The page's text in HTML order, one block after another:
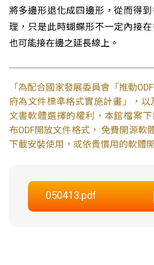
將多邊形退化成四邊形，從而得
理，只是此時蝴蝶形不一定內接在
也可能接在邊之延長線上。
「為配合國家發展委員會「推動
府為文件標準格式實施計畫」，以
文書軟體選擇的權利，本館檔案
布ODF開放文件格式， 免費開源軟
下載安裝使用，或依貴慣用的軟體
050413.pdf